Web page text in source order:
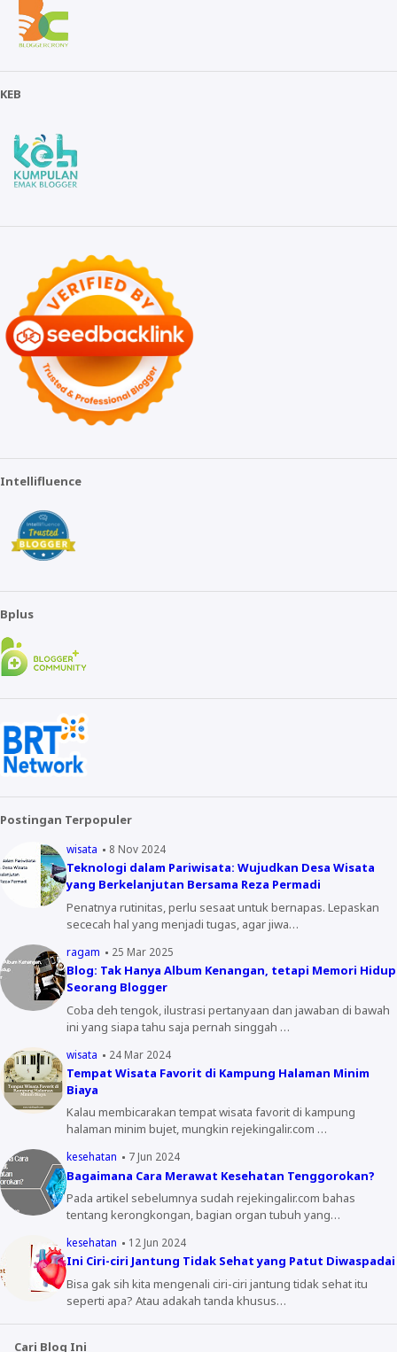
KEB
Intellifluence
Bplus
Postingan Terpopuler
wisata 8 Nov 2024
Teknologi dalam Pariwisata: Wujudkan Desa Wisata
yang Berkelanjutan Bersama Reza Permadi
Penatnya rutinitas, perlu sesaat untuk bernapas. Lepaskan
sececah hal yang menjadi tugas, agar jiwa…
ragam 25 Mar 2025
Blog: Tak Hanya Album Kenangan, tetapi Memori Hidup
Seorang Blogger
Coba deh tengok, ilustrasi pertanyaan dan jawaban di bawah
ini yang siapa tahu saja pernah singgah …
wisata 24 Mar 2024
Tempat Wisata Favorit di Kampung Halaman Minim
Biaya
Kalau membicarakan tempat wisata favorit di kampung
halaman minim bujet, mungkin rejekingalir.com …
kesehatan 7 Jun 2024
Bagaimana Cara Merawat Kesehatan Tenggorokan?
Pada artikel sebelumnya sudah rejekingalir.com bahas
tentang kerongkongan, bagian organ tubuh yang…
kesehatan 12 Jun 2024
Ini Ciri-ciri Jantung Tidak Sehat yang Patut Diwaspadai
Bisa gak sih kita mengenali ciri-ciri jantung tidak sehat itu
seperti apa? Atau adakah tanda khusus…
Cari Blog Ini